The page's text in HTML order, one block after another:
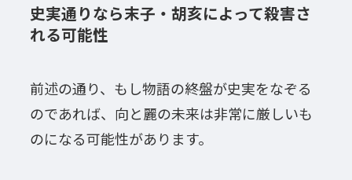
史実通りなら末子・胡亥によって殺害さ
れる可能性
前述の通り、もし物語の終盤が史実をなぞる
のであれば、向と麗の未来は非常に厳しいも
のになる可能性があります。